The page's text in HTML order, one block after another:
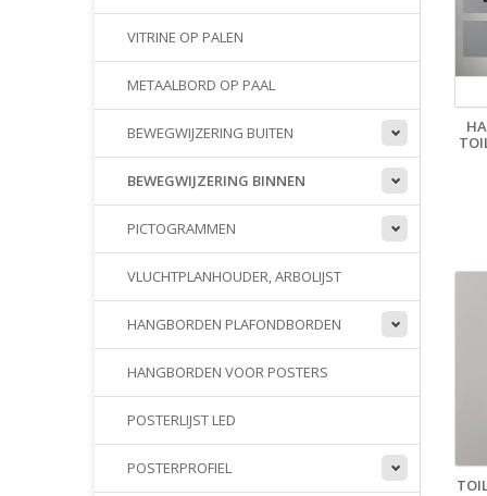
VITRINE OP PALEN
METAALBORD OP PAAL
BEWEGWIJZERING BUITEN
BEWEGWIJZERING BINNEN
PICTOGRAMMEN
VLUCHTPLANHOUDER, ARBOLIJST
HANGBORDEN PLAFONDBORDEN
HANGBORDEN VOOR POSTERS
POSTERLIJST LED
POSTERPROFIEL